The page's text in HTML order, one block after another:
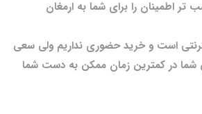
اطمینان را برای شما به ارمغان
است و خرید حضوری نداریم ولی سعی
شما در کمترین زمان ممکن به دست شما